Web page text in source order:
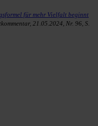
für mehr Vielfalt beginnt
21.05.2024, Nr. 96, S.